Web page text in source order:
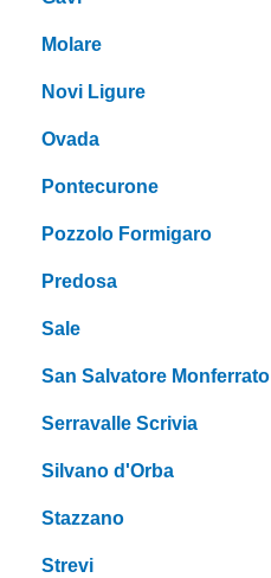
Molare
Novi Ligure
Ovada
Pontecurone
Pozzolo Formigaro
Predosa
Sale
San Salvatore Monferrato
Serravalle Scrivia
Silvano d'Orba
Stazzano
Strevi